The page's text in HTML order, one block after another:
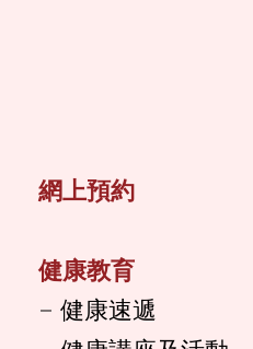
網上預約
健康教育
健康速遞